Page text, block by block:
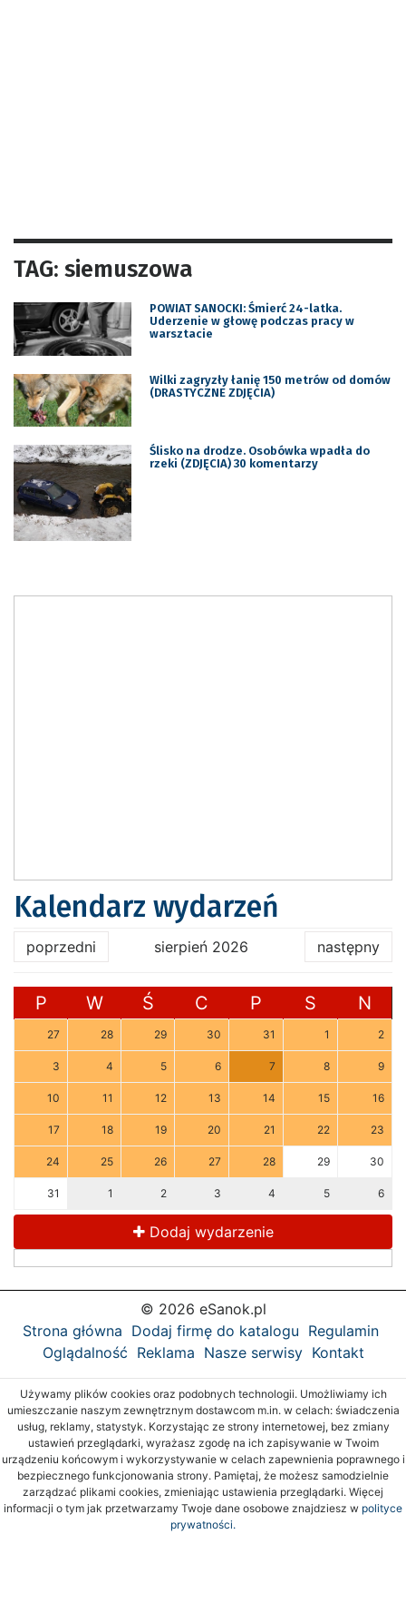
TAG: siemuszowa
POWIAT SANOCKI: Śmierć 24-latka.
Uderzenie w głowę podczas pracy w
warsztacie
Wilki zagryzły łanię 150 metrów od domów
(DRASTYCZNE ZDJĘCIA)
Ślisko na drodze. Osobówka wpadła do
rzeki (ZDJĘCIA) 30 komentarzy
Kalendarz wydarzeń
poprzedni sierpień 2026 następny
P W Ś C P S N
27 28 29 30 31 1 2
3 4 5 6 7 8 9
10 11 12 13 14 15 16
17 18 19 20 21 22 23
24 25 26 27 28 29 30
31 1 2 3 4 5 6
Dodaj wydarzenie
© 2026 eSanok.pl
Strona główna Dodaj firmę do katalogu Regulamin
Oglądalność Reklama Nasze serwisy Kontakt
Używamy plików cookies oraz podobnych technologii. Umożliwiamy ich
umieszczanie naszym zewnętrznym dostawcom m.in. w celach: świadczenia
usług, reklamy, statystyk. Korzystając ze strony internetowej, bez zmiany
ustawień przeglądarki, wyrażasz zgodę na ich zapisywanie w Twoim
urządzeniu końcowym i wykorzystywanie w celach zapewnienia poprawnego i
bezpiecznego funkcjonowania strony. Pamiętaj, że możesz samodzielnie
zarządzać plikami cookies, zmieniając ustawienia przeglądarki. Więcej
informacji o tym jak przetwarzamy Twoje dane osobowe znajdziesz w polityce
prywatności.